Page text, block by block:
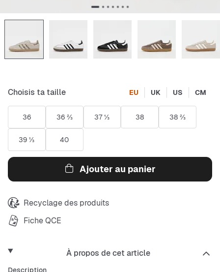
Choisis ta taille EU UK US CM
36 36 ⅔ 37 ⅓ 38 38 ⅔
39 ⅓ 40
Ajouter au panier
Recyclage des produits
Fiche QCE
À propos de cet article
Description